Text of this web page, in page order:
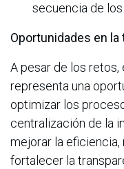
secuencia de
Oportunidades en la
A pesar de los
representa una
optimizar los
centralización de la
mejorar la
fortalecer la